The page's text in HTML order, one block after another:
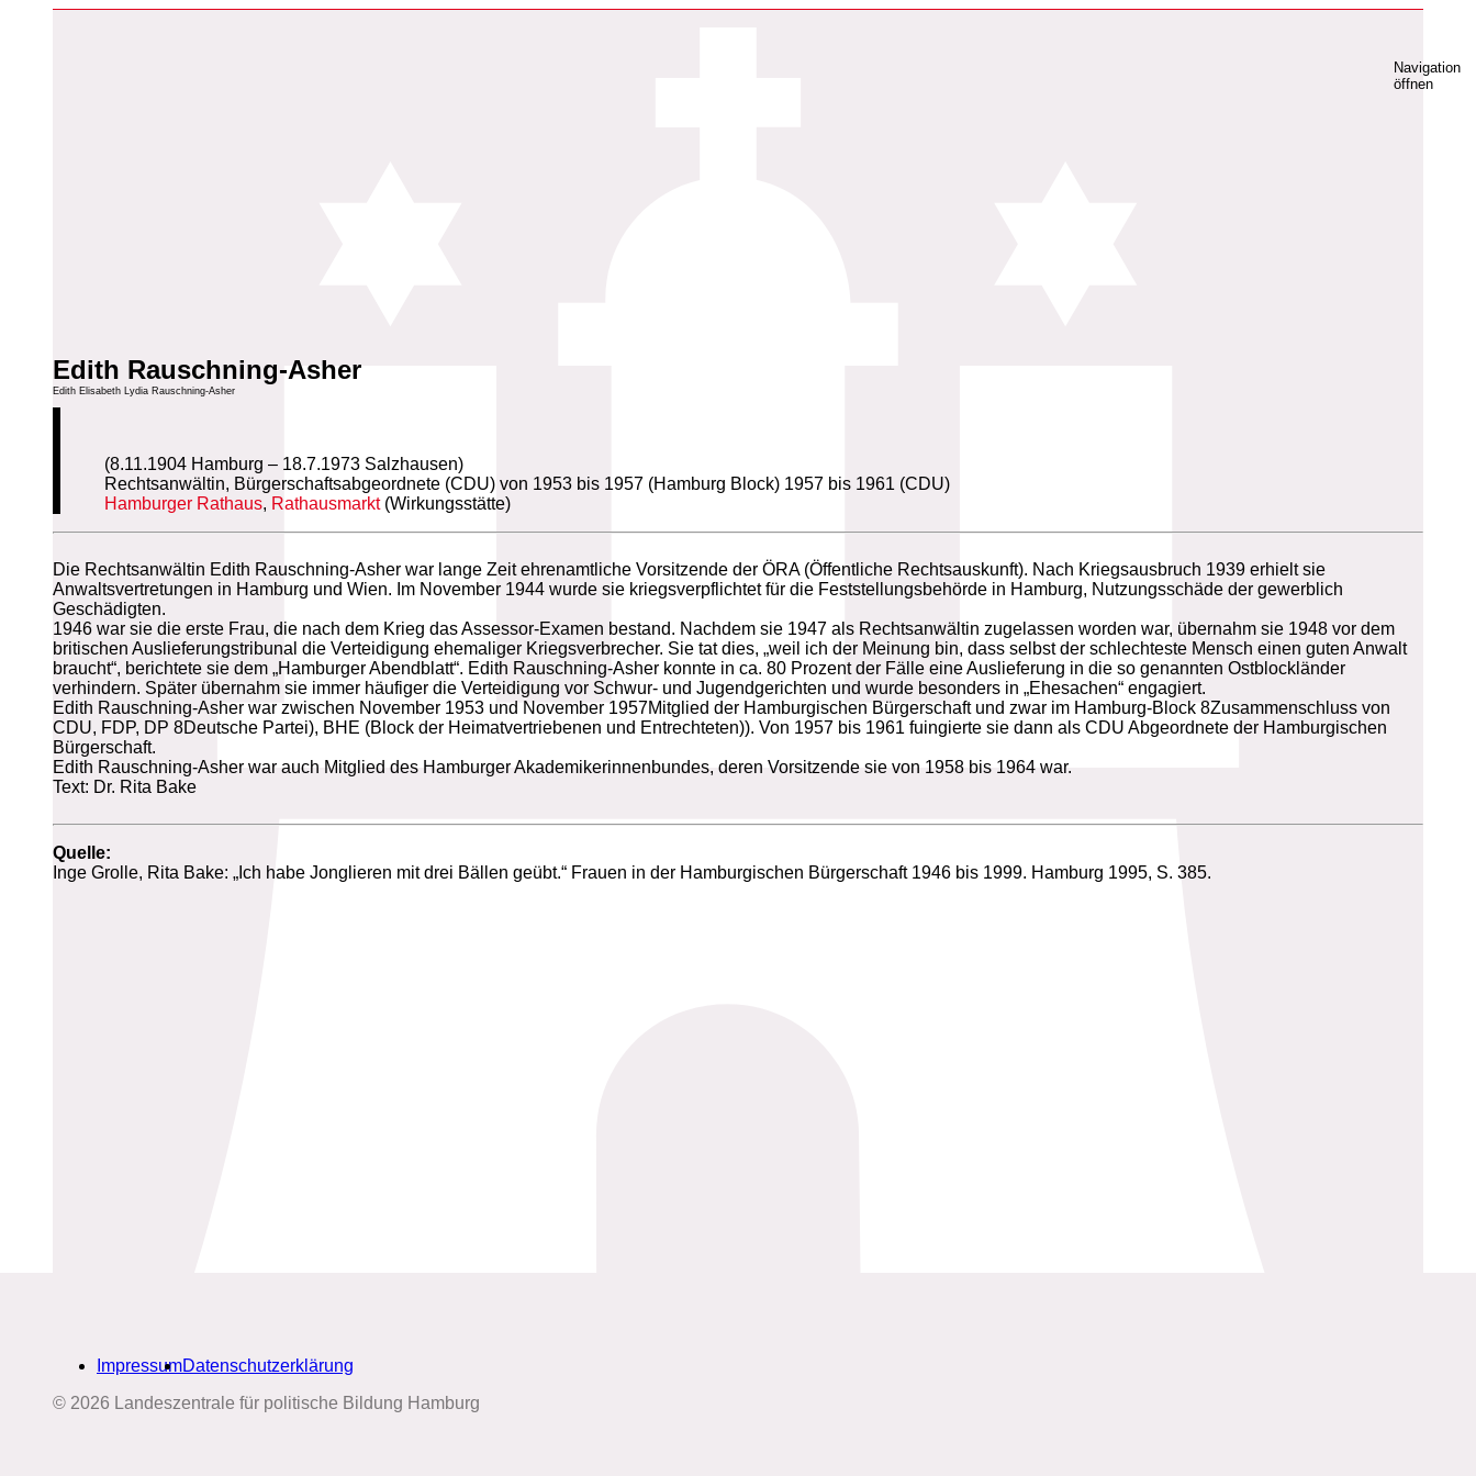
Navigation
öffnen
Edith Rauschning-Asher
Edith Elisabeth Lydia Rauschning-Asher
(8.11.1904 Hamburg – 18.7.1973 Salzhausen)
Rechtsanwältin, Bürgerschaftsabgeordnete (CDU) von 1953 bis 1957 (Hamburg Block) 1957 bis 1961 (CDU)
Hamburger Rathaus, Rathausmarkt(Wirkungsstätte)
Die Rechtsanwältin Edith Rauschning-Asher war lange Zeit ehrenamtliche Vorsitzende der ÖRA (Öffentliche Rechtsauskunft). Nach Kriegsausbruch 1939 erhielt sie
Anwaltsvertretungen in Hamburg und Wien. Im November 1944 wurde sie kriegsverpflichtet für die Feststellungsbehörde in Hamburg, Nutzungsschäde der gewerblich
Geschädigten.
1946 war sie die erste Frau, die nach dem Krieg das Assessor-Examen bestand. Nachdem sie 1947 als Rechtsanwältin zugelassen worden war, übernahm sie 1948 vor dem
britischen Auslieferungstribunal die Verteidigung ehemaliger Kriegsverbrecher. Sie tat dies, „weil ich der Meinung bin, dass selbst der schlechteste Mensch einen guten Anwalt
braucht“, berichtete sie dem „Hamburger Abendblatt“. Edith Rauschning-Asher konnte in ca. 80 Prozent der Fälle eine Auslieferung in die so genannten Ostblockländer
verhindern. Später übernahm sie immer häufiger die Verteidigung vor Schwur- und Jugendgerichten und wurde besonders in „Ehesachen“ engagiert.
Edith Rauschning-Asher war zwischen November 1953 und November 1957Mitglied der Hamburgischen Bürgerschaft und zwar im Hamburg-Block 8Zusammenschluss von
CDU, FDP, DP 8Deutsche Partei), BHE (Block der Heimatvertriebenen und Entrechteten)). Von 1957 bis 1961 fuingierte sie dann als CDU Abgeordnete der Hamburgischen
Bürgerschaft.
Edith Rauschning-Asher war auch Mitglied des Hamburger Akademikerinnenbundes, deren Vorsitzende sie von 1958 bis 1964 war.
Text: Dr. Rita Bake
Quelle:
Inge Grolle, Rita Bake: „Ich habe Jonglieren mit drei Bällen geübt.“ Frauen in der Hamburgischen Bürgerschaft 1946 bis 1999. Hamburg 1995, S. 385.
ImpressumDatenschutzerklärung
© 2026 Landeszentrale für politische Bildung Hamburg